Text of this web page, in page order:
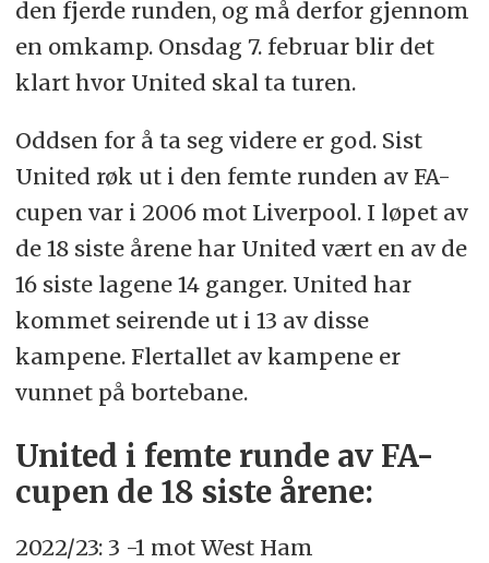
den fjerde runden, og må derfor gjennom
en omkamp. Onsdag 7. februar blir det
klart hvor United skal ta turen.
Oddsen for å ta seg videre er god. Sist
United røk ut i den femte runden av FA-
cupen var i 2006 mot Liverpool. I løpet av
de 18 siste årene har United vært en av de
16 siste lagene 14 ganger. United har
kommet seirende ut i 13 av disse
kampene. Flertallet av kampene er
vunnet på bortebane.
United i femte runde av FA-
cupen de 18 siste årene:
2022/23: 3 -1 mot West Ham